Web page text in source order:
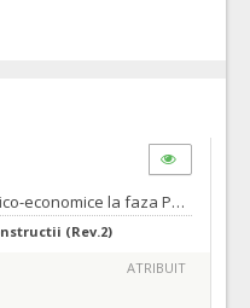
Elaborare a documentatiei tehnico-economice la faza PT+ CS+DDE si executie lucrari la obiectivul de investitii: Amenajare zona publica-spatiu urban marcat de un volum simbol situat peste parcarea subterana din strada Independentei, Cod unic de inregistrare: 4230487/2022/16. Tipurile de lucrari sunt cele descrise in referatul de necesitate nr.18213 din 19.01.2022, precum si in caietul de sarcini nr. 18185 din 19.01.2022.
(Rev.2)
ATRIBUIT